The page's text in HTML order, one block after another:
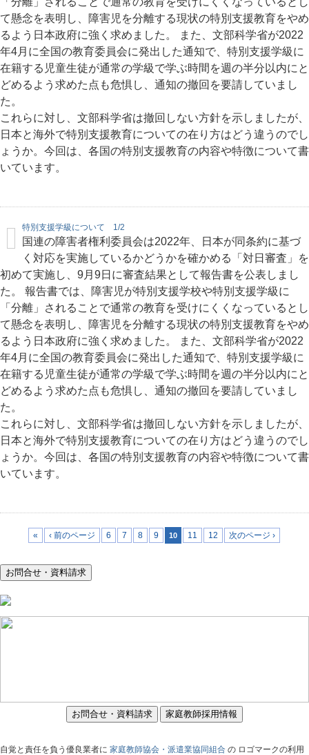
て懸念を表明し、障害児を分離する現状の特別支援教育をやめ
るよう日本政府に強く求めました。 また、文部科学省が2022
年4月に全国の教育委員会に発出した通知で、特別支援学級に
在籍する児童生徒が通常の学級で学ぶ時間を週の半分以内にと
どめるよう求めた点も危惧し、通知の撤回を要請していまし
た。
これらに対し、文部科学省は撤回しない方針を示しましたが、
日本と海外で特別支援教育についての在り方はどう違うのでし
ょうか。今回は、各国の特別支援教育の内容や特徴について書
いています。
特別支援学級について 1/2
国連の障害者権利委員会は2022年、日本が同条約に基づ
く対応を実施しているかどうかを確かめる「対日審査」を
初めて実施し、9月9日に審査結果として報告書を公表しまし
た。 報告書では、障害児が特別支援学校や特別支援学級に
「分離」されることで通常の教育を受けにくくなっているとし
て懸念を表明し、障害児を分離する現状の特別支援教育をやめ
るよう日本政府に強く求めました。 また、文部科学省が2022
年4月に全国の教育委員会に発出した通知で、特別支援学級に
在籍する児童生徒が通常の学級で学ぶ時間を週の半分以内にと
どめるよう求めた点も危惧し、通知の撤回を要請していまし
た。
これらに対し、文部科学省は撤回しない方針を示しましたが、
日本と海外で特別支援教育についての在り方はどう違うのでし
ょうか。今回は、各国の特別支援教育の内容や特徴について書
いています。
« ‹ 前のページ 6 7 8 9 10 11 12 次のページ ›
お問合せ・資料請求
お問合せ・資料請求 家庭教師採用情報
自覚と責任を負う優良業者に 家庭教師協会・派遣業協同組合 の ロゴマークの利用